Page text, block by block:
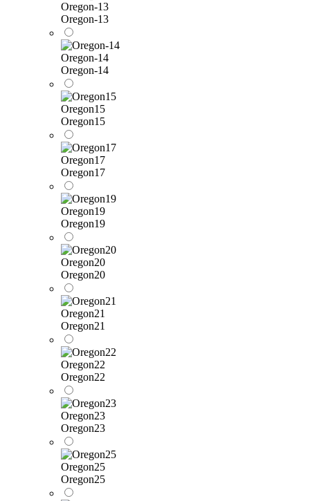
Oregon-13
Oregon-13
Oregon-14
Oregon-14
Oregon15
Oregon15
Oregon17
Oregon17
Oregon19
Oregon19
Oregon20
Oregon20
Oregon21
Oregon21
Oregon22
Oregon22
Oregon23
Oregon23
Oregon25
Oregon25